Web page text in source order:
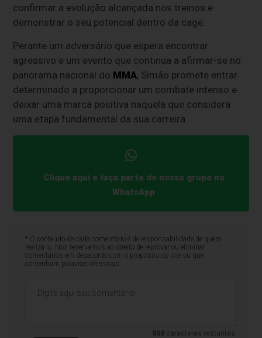
confirmar a evolução alcançada nos treinos e
demonstrar o seu potencial dentro da cage.
Perante um adversário que espera encontrar
agressivo e um evento que continua a afirmar-se no
panorama nacional do MMA, Simão promete entrar
determinado a proporcionar um combate intenso e
deixar uma marca positiva naquela que considera
uma etapa fundamental da sua carreira.
Clique aqui e faça parte do nosso grupo no
WhatsApp
* O conteúdo de cada comentário é de responsabilidade de quem
realizá-lo. Nos reservamos ao direito de reprovar ou eliminar
comentários em desacordo com o propósito do site ou que
contenham palavras ofensivas.
500 caracteres restantes.